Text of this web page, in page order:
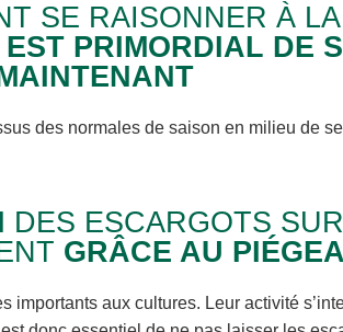
SE RAISONNER À
PRIMORDIAL DE
des normales de saison en milieu de
DES ESCARGOTS
GRÂCE AU
aux cultures. Leur activité